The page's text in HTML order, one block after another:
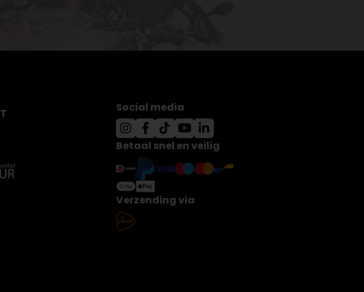
Social media
Betaal snel en veilig
Verzending via